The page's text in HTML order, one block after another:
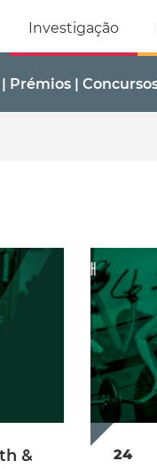
Investigação
| Prémios |
&
24